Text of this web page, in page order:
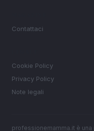
Contattaci
Cookie Policy
Privacy Policy
Note legali
professionemamma.it è una